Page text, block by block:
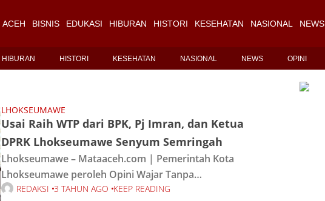
ACEH BISNIS EDUKASI HIBURAN HISTORI KESEHATAN NASIONAL NEWS
HIBURAN HISTORI KESEHATAN NASIONAL NEWS OPINI
LHOKSEUMAWE
Usai Raih WTP dari BPK, Pj Imran, dan Ketua
DPRK Lhokseumawe Senyum Semringah
Lhokseumawe – Mataaceh.com | Pemerintah Kota
Lhokseumawe peroleh Opini Wajar Tanpa
Pengecualian (WTP), dari Badan Pemeriksaan
REDAKSI 3 TAHUN AGO KEEP READING